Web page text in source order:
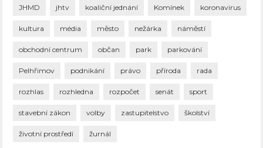
JHMD jhtv koaliční jednání Komínek koronavirus
kultura média město nežárka náměstí
obchodní centrum občan park parkování
Pelhřimov podnikání právo příroda rada
rozhlas rozhledna rozpočet senát sport
stavební zákon volby zastupitelstvo školství
životní prostředí žurnál